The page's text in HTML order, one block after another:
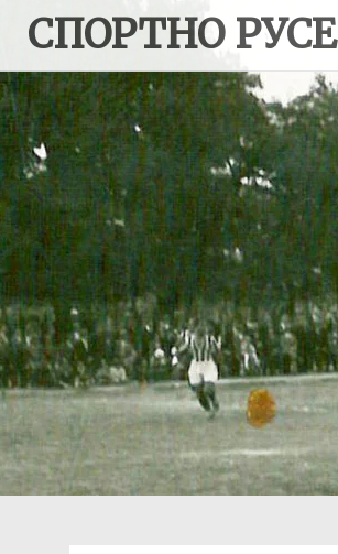
content
СПОРТНО РУСЕ